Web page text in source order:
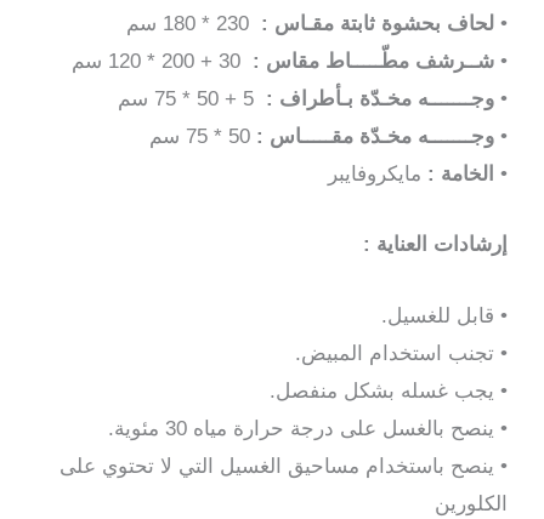
• لحاف بحشوة ثابتة مقـاس :
• شــرشف مطّـــــاط مقاس :
• وجـــــــه مخـدّة بـأطراف :
• وجـــــــه مخـدّة مقـــــاس :
• الخامة : مايكروفايبر
إرشادات العناية :
• قابل للغسيل.
• تجنب استخدام المبيض.
• يجب غسله بشكل منفصل.
• ينصح بالغسل على درجة حرارة مياه 30 مئوية.
• ينصح باستخدام مساحيق الغسيل التي لا تحتوي على
الكلورين